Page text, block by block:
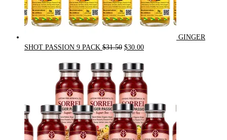
GINGER
SHOT PASSION 9 PACK $31.50 Original
$31.50.
$30.00Current